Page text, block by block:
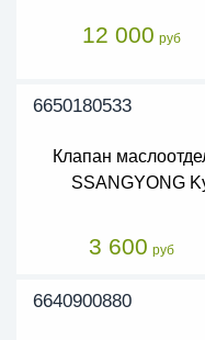
12 000 руб
6650180533
Клапан
SSANGYONG
3 600 руб
6640900880